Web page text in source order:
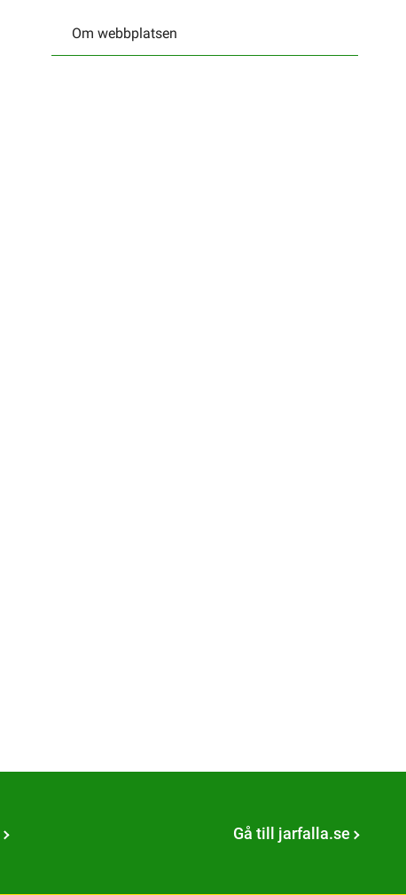
Om webbplatsen
Gå till jarfalla.se